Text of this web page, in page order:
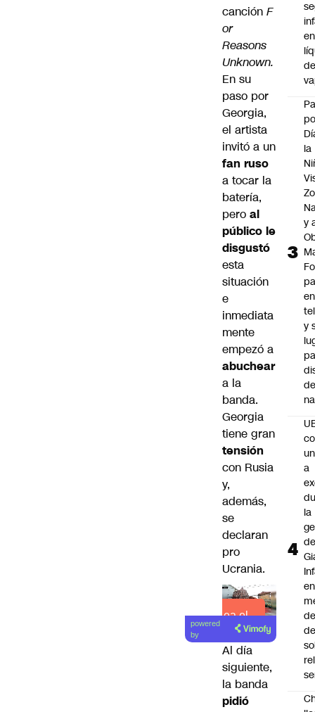
canción F
or
Reasons
Unknown.
En su
paso por
Georgia,
el artista
invitó a un
fan ruso
a tocar la
batería,
pero al
público le
disgustó
esta
situación
e
inmediata
mente
empezó a
abuchear
a la
banda.
Georgia
tiene gran
tensión
con Rusia
y,
además,
se
declaran
pro
Ucrania.
Lea el
artículo
powered
by
Al día
siguiente,
la banda
pidió
en
de
la
y
en
y
a
la
de
en
de